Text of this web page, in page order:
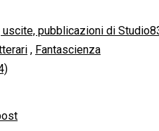
uscite, pubblicazioni di
, Fantascienza